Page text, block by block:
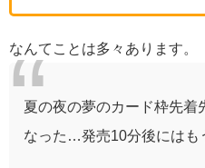
なんてことは多々あります。
夏の夜の夢のカード枠先着
なった…発売10分後にはも